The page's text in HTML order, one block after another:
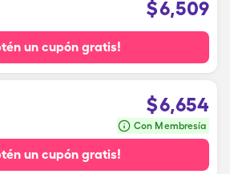
$6,509
un cupón gratis!
$6,654
Con Membresía
un cupón gratis!